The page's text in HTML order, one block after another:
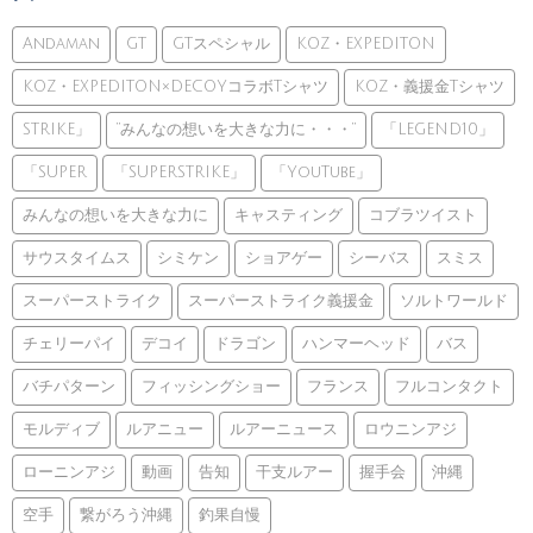
Andaman GT GTスペシャル KOZ・EXPEDITON
KOZ・EXPEDITON×DECOYコラボTシャツ KOZ・義援金Tシャツ
STRIKE」 ”みんなの想いを大きな力に・・・” 「LEGEND10」
「SUPER 「SUPERSTRIKE」 「YouTube」
みんなの想いを大きな力に キャスティング コブラツイスト
サウスタイムス シミケン ショアゲー シーバス スミス
スーパーストライク スーパーストライク義援金 ソルトワールド
チェリーパイ デコイ ドラゴン ハンマーヘッド バス
バチパターン フィッシングショー フランス フルコンタクト
モルディブ ルアニュー ルアーニュース ロウニンアジ
ローニンアジ 動画 告知 干支ルアー 握手会 沖縄
空手 繋がろう沖縄 釣果自慢